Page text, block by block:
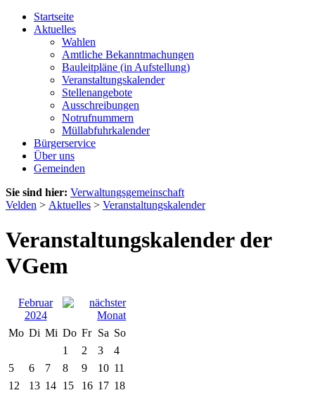
Startseite
Aktuelles
Wahlen
Amtliche Bekanntmachungen
Bauleitpläne (in Aufstellung)
Veranstaltungskalender
Stellenangebote
Ausschreibungen
Notrufnummern
Müllabfuhrkalender
Bürgerservice
Über uns
Gemeinden
Sie sind hier: Verwaltungsgemeinschaft
Velden > Aktuelles > Veranstaltungskalender
Veranstaltungskalender der
VGem
Februar
2024
Mo Di Mi Do Fr Sa So
1
2 3
4
5
6 7 8 9 10 11
12
13 14 15 16 17 18